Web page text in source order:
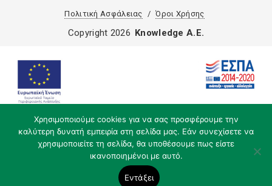
Πολιτική Ασφάλειας Όροι Χρήσης
Χρησιμοποιούμε cookies για να σας προσφέρουμε την
καλύτερη δυνατή εμπειρία στη σελίδα μας. Εάν συνεχίσετε να
χρησιμοποιείτε τη σελίδα, θα υποθέσουμε πως είστε
ικανοποιημένοι με αυτό.
Εντάξει
Copyright 2026 Knowledge A.E.